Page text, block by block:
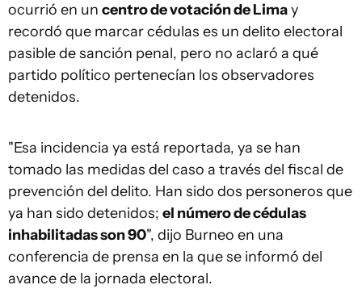
ocurrió en un centro de votación de Limay
recordó que marcar cédulas es un delito electoral
pasible de sanción penal, pero no aclaró a qué
partido político pertenecían los observadores
detenidos.
"Esa incidencia ya está reportada, ya se han
tomado las medidas del caso a través del fiscal de
prevención del delito. Han sido dos personeros que
ya han sido detenidos; el número de cédulas
inhabilitadas son 90", dijo Burneo en una
conferencia de prensa en la que se informó del
avance de la jornada electoral.